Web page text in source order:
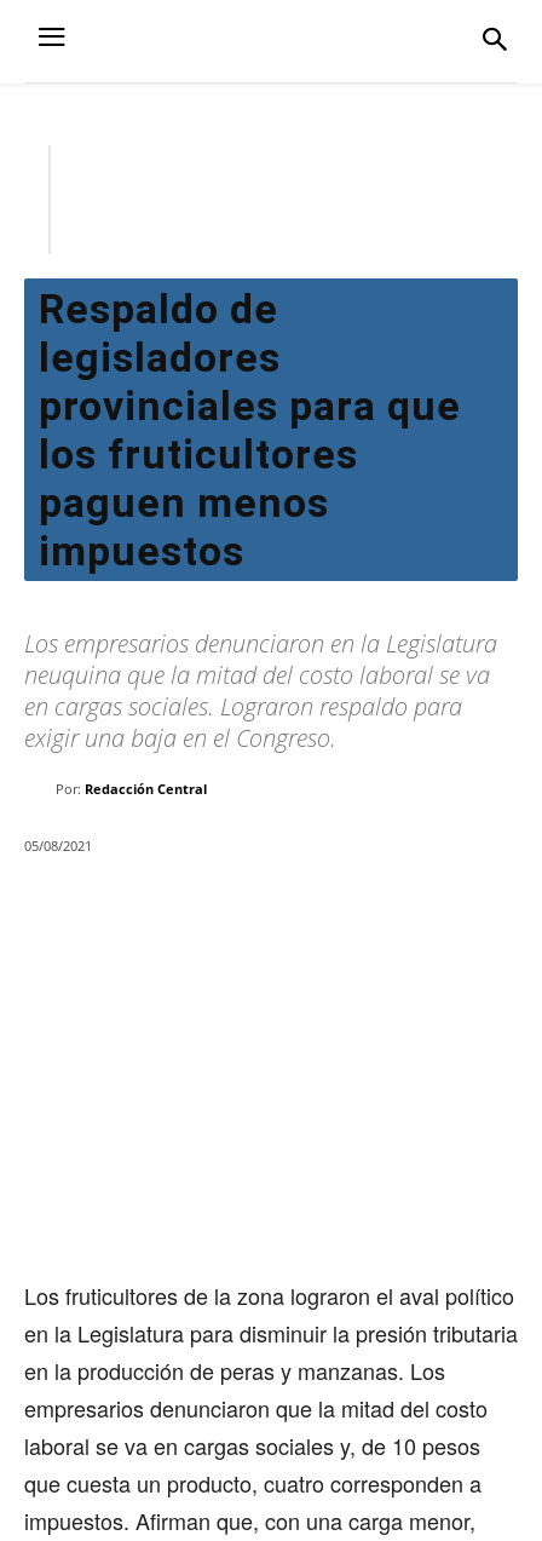
Respaldo de
legisladores
provinciales para que
los fruticultores
paguen menos
impuestos
Los empresarios denunciaron en la Legislatura
neuquina que la mitad del costo laboral se va
en cargas sociales. Lograron respaldo para
exigir una baja en el Congreso.
Por: Redacción Central
05/08/2021
Los fruticultores de la zona lograron el aval político
en la Legislatura para disminuir la presión tributaria
en la producción de peras y manzanas. Los
empresarios denunciaron que la mitad del costo
laboral se va en cargas sociales y, de 10 pesos
que cuesta un producto, cuatro corresponden a
impuestos. Afirman que, con una carga menor,